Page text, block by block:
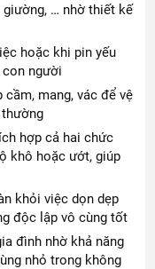
giường, … nhờ thiết kế
hoặc khi pin yếu
người
mang, vác để vệ
hợp cả hai chức
khô hoặc ướt, giúp
khỏi việc dọn dẹp
độc lập vô cùng tốt
đình nhờ khả năng
nhỏ trong không